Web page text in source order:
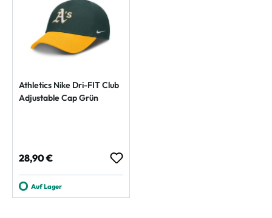
Athletics Nike Dri-FIT Club
Adjustable Cap Grün
Regulärer Preis:
28,90 €
Auf Lager